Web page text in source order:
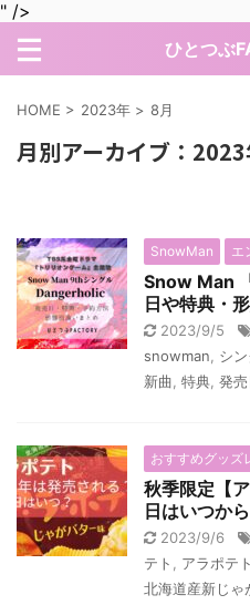
" />
ひとつぶ
HOME > 2023年 > 8月
月別アーカイブ：
SnowMan エ
Snow Man
日や特典・
2023/9/5
snowman
シ
新曲 特典 発売
おすすめグッズ
秋季限定【
日はいつか
2023/9/6
テト
アラポテ
北海道産新じゃ